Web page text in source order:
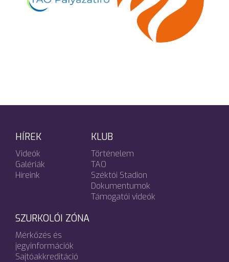
HÍREK
Videók
Galériák
Híreink
KLUB
Történelem
TAO
Széktói Stadion
Dokumentumok
Támogatói videók
SZURKOLÓI ZÓNA
Mérkőzés és
jegyinformációk
Sajtóakkreditáció